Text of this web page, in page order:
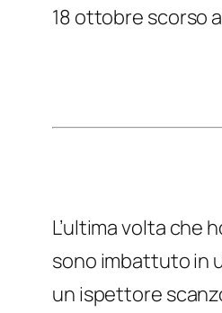
18 ottobre scorso
L’ultima volta che
sono imbattuto in
un ispettore